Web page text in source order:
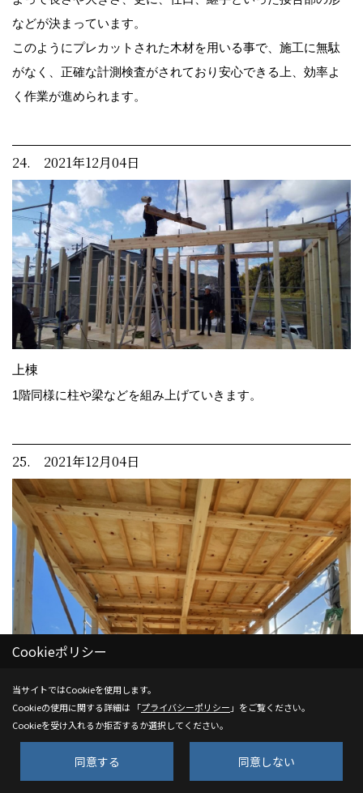
などが決まっています。
このようにプレカットされた木材を用いる事で、施工に無駄
がなく、正確な計測検査がされており安心できる上、効率よ
く作業が進められます。
24. 2021年12月04日
上棟
1階同様に柱や梁などを組み上げていきます。
25. 2021年12月04日
Cookieポリシー
当サイトではCookieを使用します。
Cookieの使用に関する詳細は 「プライバシーポリシー 」をご覧ください。
Cookieを受け入れるか拒否するか選択してください。
同意する 同意しない